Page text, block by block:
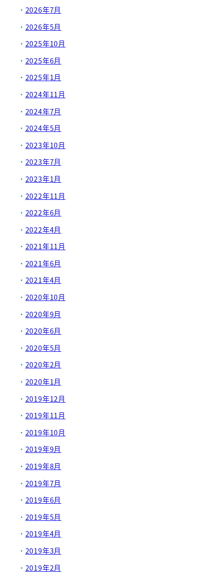
2026年7月
2026年5月
2025年10月
2025年6月
2025年1月
2024年11月
2024年7月
2024年5月
2023年10月
2023年7月
2023年1月
2022年11月
2022年6月
2022年4月
2021年11月
2021年6月
2021年4月
2020年10月
2020年9月
2020年6月
2020年5月
2020年2月
2020年1月
2019年12月
2019年11月
2019年10月
2019年9月
2019年8月
2019年7月
2019年6月
2019年5月
2019年4月
2019年3月
2019年2月